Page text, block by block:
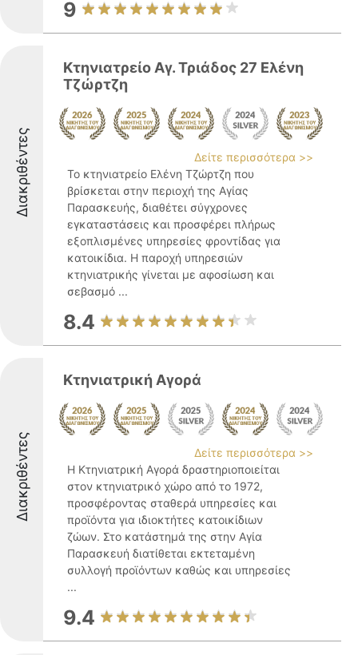
9
Διακριθέντες
Κτηνιατρείο Αγ. Τριάδος 27 Ελένη
Τζώρτζη
Δείτε περισσότερα >>
Το κτηνιατρείο Ελένη Τζώρτζη που
βρίσκεται στην περιοχή της Αγίας
Παρασκευής, διαθέτει σύγχρονες
εγκαταστάσεις και προσφέρει πλήρως
εξοπλισμένες υπηρεσίες φροντίδας για
κατοικίδια. Η παροχή υπηρεσιών
κτηνιατρικής γίνεται με αφοσίωση και
σεβασμό ...
8.4
Διακριθέντες
Κτηνιατρική Αγορά
Δείτε περισσότερα >>
Η Κτηνιατρική Αγορά δραστηριοποιείται
στον κτηνιατρικό χώρο από το 1972,
προσφέροντας σταθερά υπηρεσίες και
προϊόντα για ιδιοκτήτες κατοικίδιων
ζώων. Στο κατάστημά της στην Αγία
Παρασκευή διατίθεται εκτεταμένη
συλλογή προϊόντων καθώς και υπηρεσίες
...
9.4